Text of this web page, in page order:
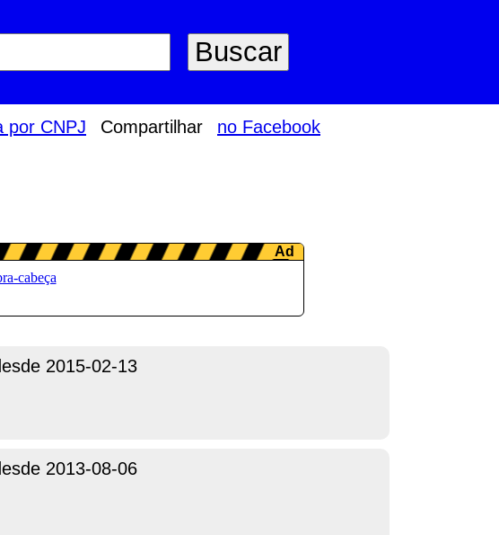
por CNPJ Compartilhar no Facebook
2015-02-13
2013-08-06